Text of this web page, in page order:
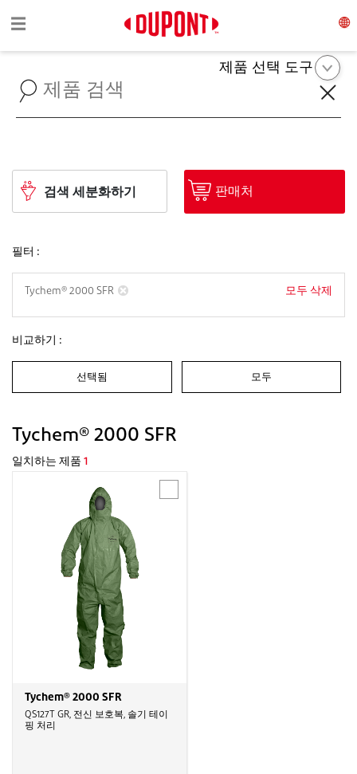
Toggle navigation
☰
제품 선택 도구
검색 세분화하기 판매처
필터 :
Tychem® 2000 SFR 모두 삭제
비교하기 :
선택됨 모두
Tychem® 2000 SFR
일치하는 제품 1
Tychem® 2000 SFR
QS127T GR, 전신 보호복, 솔기 테이
핑 처리